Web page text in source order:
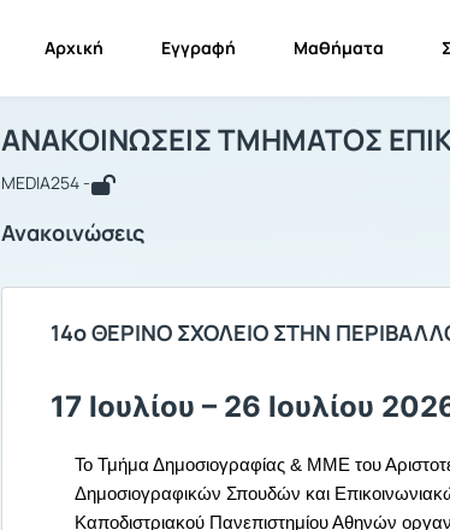
Αρχική Εγγραφή Μαθήματα
Μάθημα : ΑΝΑΚΟΙΝΩΣΕΙΣ
ΑΝΑΚΟΙΝΩΣΕΙΣ ΤΜΗΜΑΤΟΣ
MEDIA254 -
Ανακοινώσεις
14ο ΘΕΡΙΝΟ ΣΧΟΛΕΙΟ ΣΤΗΝ
17 Ιουλίου – 26 Ιουλίου
Το Τμήμα Δημοσιογραφίας & ΜΜΕ του
Δημοσιογραφικών Σπουδών και
Καποδιστριακού Πανεπιστημίου Αθηνών